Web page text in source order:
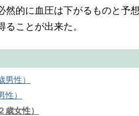
然的に血圧は下がるものと予
ることが出来た。
男性）
性）
歳女性）